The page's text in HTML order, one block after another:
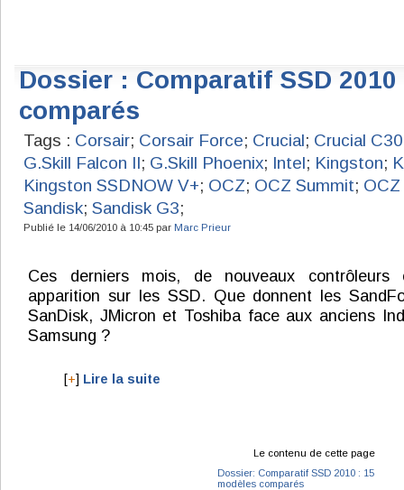
Dossier : Comparatif SSD
comparés
Tags : Corsair; Corsair Force; Crucial; Crucial
G.Skill Falcon II; G.Skill Phoenix; Intel; Kingston;
Kingston SSDNOW V+; OCZ; OCZ Summit;
Sandisk; Sandisk G3;
Publié le 14/06/2010 à 10:45 par Marc Prieur
Ces derniers mois, de nouveaux
apparition sur les SSD. Que donnent les
SanDisk, JMicron et Toshiba face aux anciens
Samsung ?
[+] Lire la suite
Le contenu de cette page
Dossier: Comparatif SSD 2010 : 15
modèles comparés